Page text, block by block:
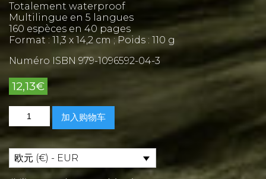
Totalement waterproof
Multilingue en 5 langues
160 espèces en 40 pages
Format : 11,3 x 14,2 cm ; Poids : 110 g
Numéro ISBN 979-1096592-04-3
12,13€
douce
de
l'Ouest
加入购物车
欧元 (€) - EUR